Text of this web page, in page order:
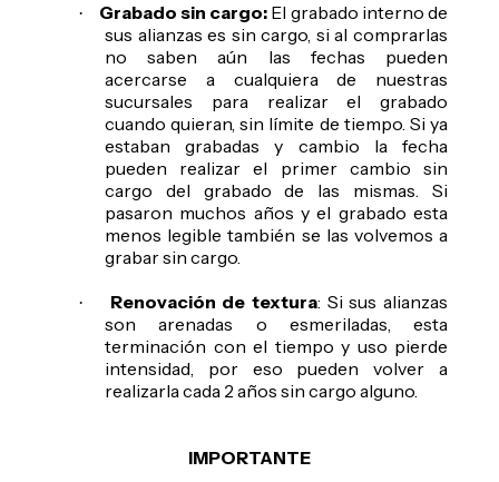
· Grabado sin cargo: El grabado interno de
sus alianzas es sin cargo, si al comprarlas
no saben aún las fechas pueden
acercarse a cualquiera de nuestras
sucursales para realizar el grabado
cuando quieran, sin límite de tiempo. Si ya
estaban grabadas y cambio la fecha
pueden realizar el primer cambio sin
cargo del grabado de las mismas. Si
pasaron muchos años y el grabado esta
menos legible también se las volvemos a
grabar sin cargo.
· Renovación de textura: Si sus alianzas
son arenadas o esmeriladas, esta
terminación con el tiempo y uso pierde
intensidad, por eso pueden volver a
realizarla cada 2 años sin cargo alguno.
IMPORTANTE